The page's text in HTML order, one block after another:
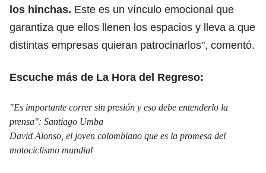
los hinchas. Este es un vínculo emocional que
garantiza que ellos llenen los espacios y lleva a que
distintas empresas quieran patrocinarlos", comentó.
Escuche más de La Hora del Regreso:
"Es importante correr sin presión y eso debe entenderlo la
prensa": Santiago Umba
David Alonso, el joven colombiano que es la promesa del
motociclismo mundial